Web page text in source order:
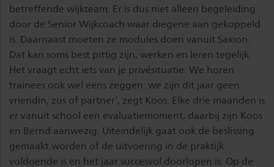
betreffende wijkteam. Er is dus niet alleen begeleiding
door de Senior Wijkcoach waar diegene aan gekoppeld
is. Daarnaast moeten ze modules doen vanuit Saxion.
Dat kan soms best pittig zijn, werken en leren tegelijk.
Het vraagt echt iets van je privésituatie. We horen
trainees ook wel eens zeggen: we zijn dit jaar geen
vriendin, zus of partner’, zegt Koos. Elke drie maanden is
er vanuit school een evaluatiemoment, daarbij zijn Koos
en Bernd aanwezig. Uiteindelijk gaat ook de beslissing
gemaakt worden of de uitvoering in de praktijk
voldoende is en het jaar succesvol doorlopen is. Op de